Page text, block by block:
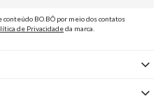
BO.BÔ por meio dos contatos
de Privacidadeda marca.